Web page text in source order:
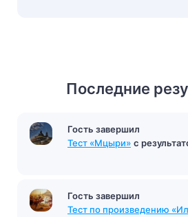
Последние
Гость завершил
Тест «Мцыри» с
Гость завершил
Тест по произведению